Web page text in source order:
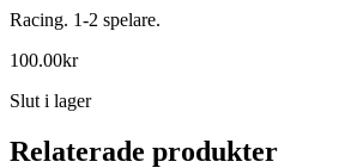
Racing. 1-2 spelare.
100.00kr
Slut i lager
Relaterade produkter